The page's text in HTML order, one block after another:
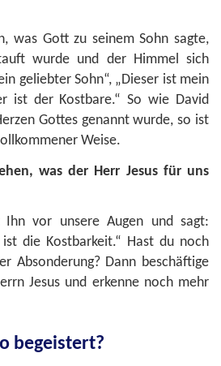
was Gott zu seinem Sohn sagte,
wurde und der Himmel sich
geliebter Sohn“, „Dieser ist mein
ist der Kostbare.“ So wie David
Gottes genannt wurde, so ist
Weise.
was der Herr Jesus für uns
vor unsere Augen und sagt:
die Kostbarkeit.“ Hast du noch
Absonderung? Dann beschäftige
Jesus und erkenne noch mehr
begeistert?